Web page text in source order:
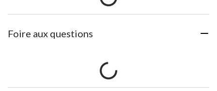
Foire aux questions